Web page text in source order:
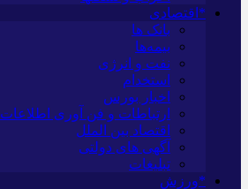
*اقتصادی
بانک ها
بیمه‌ها
نفت و انرژی
استخدام
اخبار بورس
ارتباطات و فن آوری اطلاعات
اقتصاد بین الملل
آگهی های دولتی
تبلیغات
*ورزش